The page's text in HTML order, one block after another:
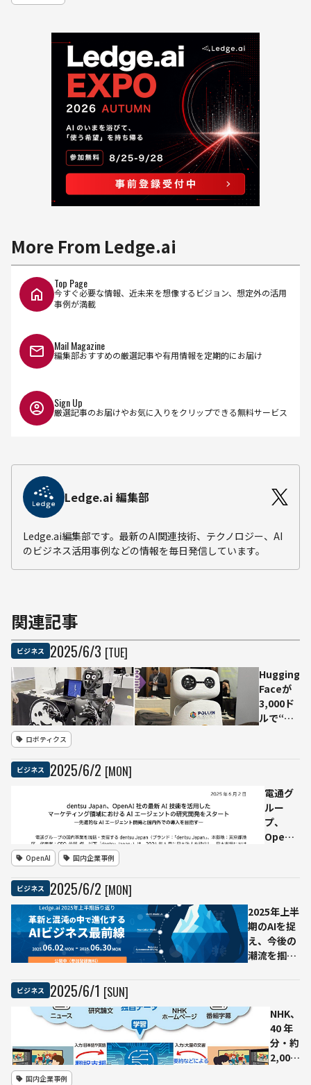
More From Ledge.ai
Top Page
今すぐ必要な情報、近未来を想像するビジョン、想定外の活用
事例が満載
Mail Magazine
編集部おすすめの厳選記事や有用情報を定期的にお届け
Sign Up
厳選記事のお届けやお気に入りをクリップできる無料サービス
Ledge.ai 編集部
Ledge.ai編集部です。最新のAI関連技術、テクノロジー、AI
のビジネス活用事例などの情報を毎日発信しています。
関連記事
ビジネス 2025/6/3 [TUE]
Hugging
Faceが
3,000ド
ルで“ヒ
ソースAI
ロボット
2種
HopeJR
ロボティクス
ビジネス 2025/6/2 [MON]
電通グ
ルー
プ、
OpenAI
共同開
発——
2025年
7月にプ
マーケ
ティン
グ工程
のAIネ
イティ
OpenAI 国内企業事例
ビジネス 2025/6/2 [MON]
2025年上半
期のAIを捉
え、今後の
潮流を掴
催する
「Ledge.ai
EXPO 2025
Summer」
ビジネス 2025/6/1 [SUN]
NHK、
40 年
分・約
2,000
国内企業事例